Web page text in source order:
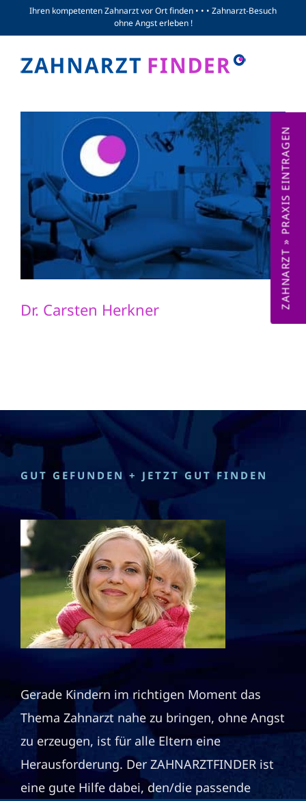
Inhalt
springen
Ihren kompetenten Zahnarzt vor Ort finden • • • Zahnarzt-Besuch
ohne Angst erleben !
Dr. Carsten Herkner
GUT GEFUNDEN + JETZT GUT FINDEN
Gerade Kindern im richtigen Moment das
Thema Zahnarzt nahe zu bringen, ohne Angst
zu erzeugen, ist für alle Eltern eine
Herausforderung. Der ZAHNARZTFINDER ist
eine gute Hilfe dabei, den/die passende
ZAHNARZT » PRAXIS EINTRAGEN